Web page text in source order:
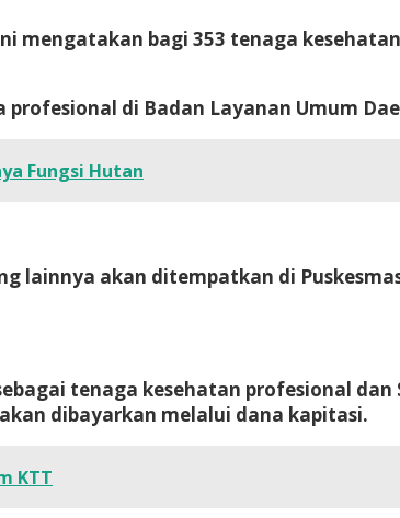
mengatakan bagi 353 tenaga
di Badan Layanan Umum
Fungsi Hutan
lainnya akan ditempatkan di
tenaga kesehatan profesional
dibayarkan melalui dana kapitasi.
KTT